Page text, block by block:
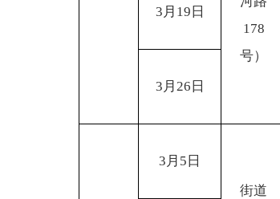
178
号）
3 月19日
3 月26日
3 月5日
街道